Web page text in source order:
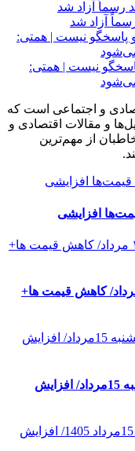
آزاد شد
نیست | همتی:
و اجتماعی است که
تحلیل‌ها و مقالات اقتصادی و
از مهم‌ترین
طلا و سکه امروز جمعه ۱۶ مرداد/ کاهش قیمت ها+
قیمت طلا، دلار و سکه امروز پنجشنبه 15مرداد/ افزایش